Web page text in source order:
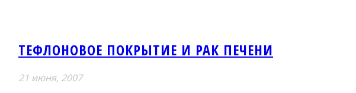
ТЕФЛОНОВОЕ ПОКРЫТИЕ И РАК ПЕЧЕНИ
21 июня, 2007